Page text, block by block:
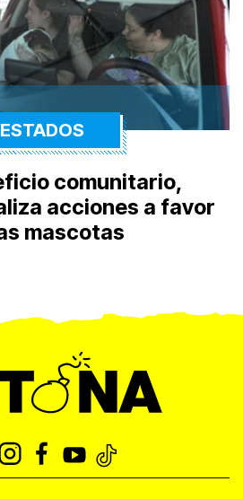
ESTADOS
comunitario,
acciones a favor
mascotas